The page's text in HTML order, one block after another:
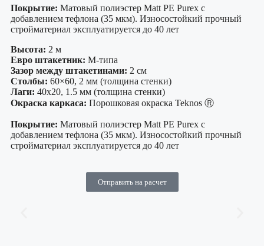
Покрытие: Матовый полиэстер Matt PE Purex с
добавлением тефлона (35 мкм). Износостойкий прочный
стройматериал эксплуатируется до 40 лет
Высота: 2 м
Евро штакетник: М-типа
Зазор между штакетинами: 2 см
Столбы: 60×60, 2 мм (толщина стенки)
Лаги: 40х20, 1.5 мм (толщина стенки)
Окраска каркаса: Порошковая окраска Teknos Ⓡ
Покрытие: Матовый полиэстер Matt PE Purex с
добавлением тефлона (35 мкм). Износостойкий прочный
стройматериал эксплуатируется до 40 лет
Отправить на расчет